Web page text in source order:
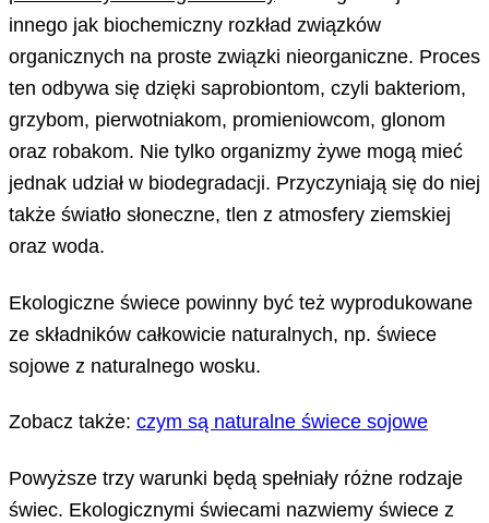
innego jak biochemiczny rozkład związków
organicznych na proste związki nieorganiczne. Proces
ten odbywa się dzięki saprobiontom, czyli bakteriom,
grzybom, pierwotniakom, promieniowcom, glonom
oraz robakom. Nie tylko organizmy żywe mogą mieć
jednak udział w biodegradacji. Przyczyniają się do niej
także światło słoneczne, tlen z atmosfery ziemskiej
oraz woda.
Ekologiczne świece powinny być też wyprodukowane
ze składników całkowicie naturalnych, np. świece
sojowe z naturalnego wosku.
Zobacz także: czym są naturalne świece sojowe
Powyższe trzy warunki będą spełniały różne rodzaje
świec. Ekologicznymi świecami nazwiemy świece z